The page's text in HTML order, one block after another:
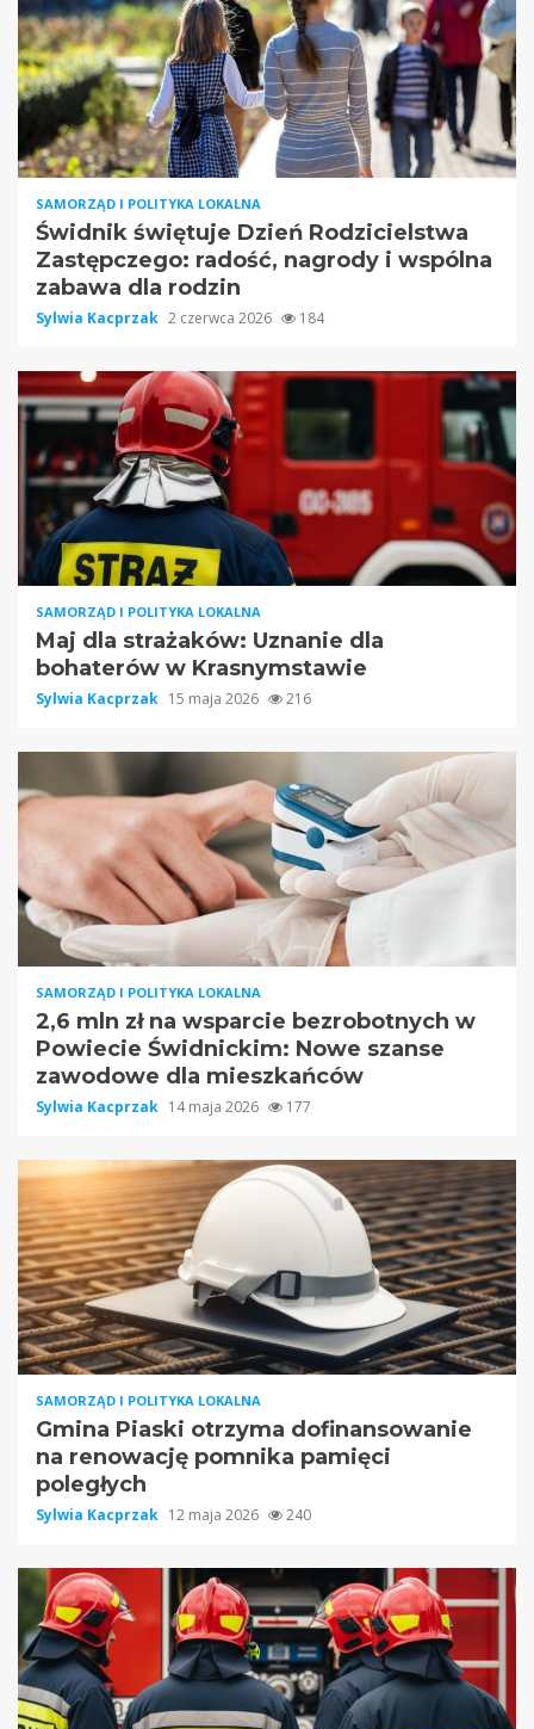
SAMORZĄD I POLITYKA LOKALNA
Świdnik świętuje Dzień Rodzicielstwa
Zastępczego: radość, nagrody i wspólna
zabawa dla rodzin
Sylwia Kacprzak 2 czerwca 2026 184
SAMORZĄD I POLITYKA LOKALNA
Maj dla strażaków: Uznanie dla
bohaterów w Krasnymstawie
Sylwia Kacprzak 15 maja 2026 216
SAMORZĄD I POLITYKA LOKALNA
2,6 mln zł na wsparcie bezrobotnych w
Powiecie Świdnickim: Nowe szanse
zawodowe dla mieszkańców
Sylwia Kacprzak 14 maja 2026 177
SAMORZĄD I POLITYKA LOKALNA
Gmina Piaski otrzyma dofinansowanie
na renowację pomnika pamięci
poległych
Sylwia Kacprzak 12 maja 2026 240